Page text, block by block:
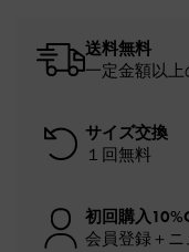
送料無料
一定金額以
サイズ交換
１回無料
初回購入
会員登録＋